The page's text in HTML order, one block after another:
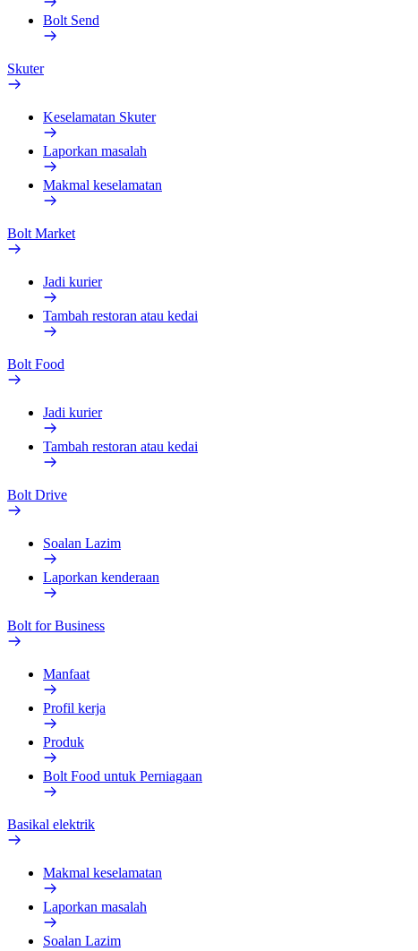
Bolt Send
Skuter
Keselamatan Skuter
Laporkan masalah
Makmal keselamatan
Bolt Market
Jadi kurier
Tambah restoran atau kedai
Bolt Food
Jadi kurier
Tambah restoran atau kedai
Bolt Drive
Soalan Lazim
Laporkan kenderaan
Bolt for Business
Manfaat
Profil kerja
Produk
Bolt Food untuk Perniagaan
Basikal elektrik
Makmal keselamatan
Laporkan masalah
Soalan Lazim